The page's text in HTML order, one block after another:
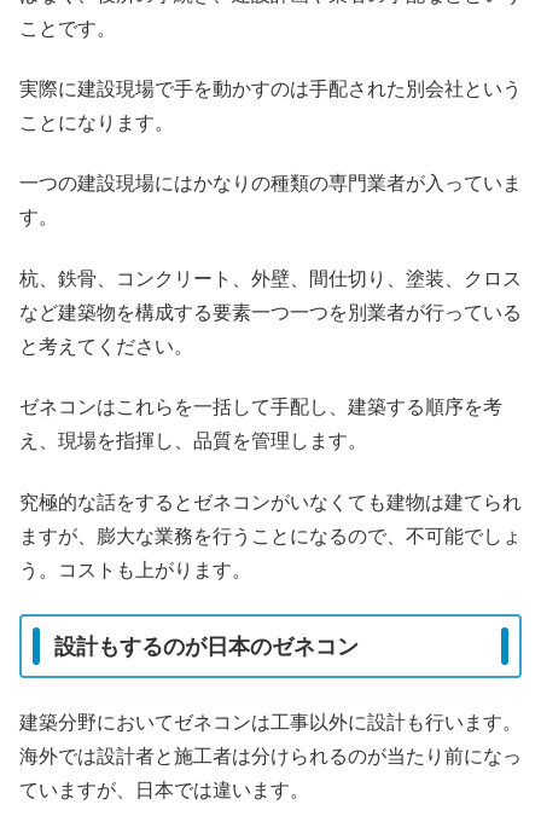
ことです。
実際に建設現場で手を動かすのは手配された別会社という
ことになります。
一つの建設現場にはかなりの種類の専門業者が入っていま
す。
杭、鉄骨、コンクリート、外壁、間仕切り、塗装、クロス
など建築物を構成する要素一つ一つを別業者が行っている
と考えてください。
ゼネコンはこれらを一括して手配し、建築する順序を考
え、現場を指揮し、品質を管理します。
究極的な話をするとゼネコンがいなくても建物は建てられ
ますが、膨大な業務を行うことになるので、不可能でしょ
う。コストも上がります。
設計もするのが日本のゼネコン
建築分野においてゼネコンは工事以外に設計も行います。
海外では設計者と施工者は分けられるのが当たり前になっ
ていますが、日本では違います。